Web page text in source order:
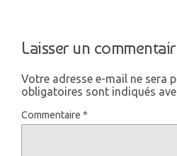
Laisser un
Votre adresse e-mail ne sera
obligatoires sont indiqués
Commentaire *